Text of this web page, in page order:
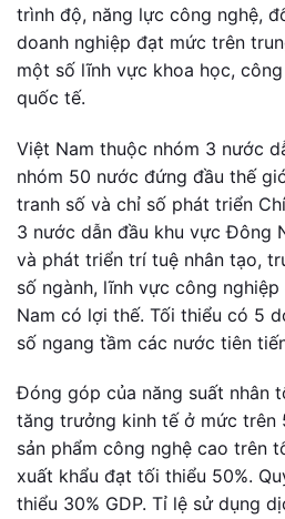
trình độ, năng lực công nghệ,
doanh nghiệp đạt mức trên
một số lĩnh vực khoa học,
quốc tế.
Việt Nam thuộc nhóm 3 nước
nhóm 50 nước đứng đầu thế
tranh số và chỉ số phát triển
3 nước dẫn đầu khu vực Đông
và phát triển trí tuệ nhân tạo,
số ngành, lĩnh vực công
Nam có lợi thế. Tối thiểu có 5
số ngang tầm các nước tiên
Đóng góp của năng suất nhân
tăng trưởng kinh tế ở mức trên
sản phẩm công nghệ cao trên
xuất khẩu đạt tối thiểu 50%.
thiểu 30% GDP. Tỉ lệ sử dụng